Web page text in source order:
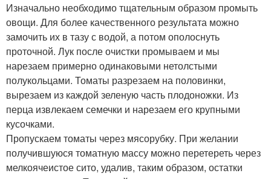
Изначально необходимо тщательным образом промыть
овощи. Для более качественного результата можно
замочить их в тазу с водой, а потом ополоснуть
проточной. Лук после очистки промываем и мы
нарезаем примерно одинаковыми нетолстыми
полукольцами. Томаты разрезаем на половинки,
вырезаем из каждой зеленую часть плодоножки. Из
перца извлекаем семечки и нарезаем его крупными
кусочками.
Пропускаем томаты через мясорубку. При желании
получившуюся томатную массу можно перетереть через
мелкоячеистое сито, удалив, таким образом, остатки